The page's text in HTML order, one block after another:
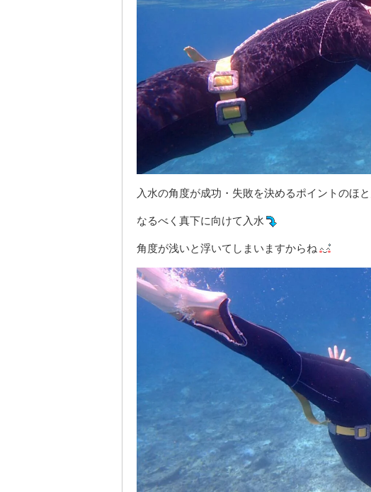
入水の角度が成功・失敗を決めるポイントのほ
なるべく真下に向けて入水
角度が浅いと浮いてしまいますからね